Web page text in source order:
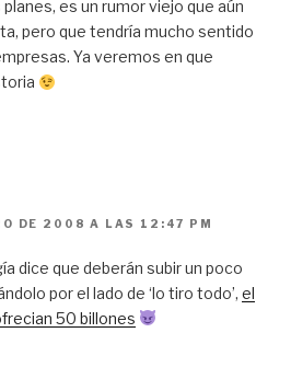
es un rumor viejo que aún
pero que tendría mucho sentido
Ya veremos en que
DE 2008 A LAS 12:47 PM
dice que deberán subir un poco
por el lado de ‘lo tiro todo’, el
50 billones